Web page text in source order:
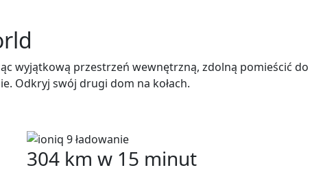
wyjątkową przestrzeń wewnętrzną, zdolną pomieścić do
Odkryj swój drugi dom na kołach.
304 km w 15 minut